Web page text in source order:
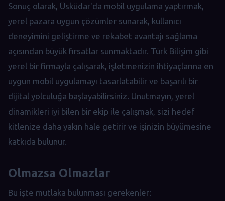
Sonuç olarak, Üsküdar'da mobil uygulama yaptırmak,
yerel pazara uygun çözümler sunarak, kullanıcı
deneyimini geliştirme ve rekabet avantajı sağlama
açısından büyük fırsatlar sunmaktadır. Türk Bilişim gibi
yerel bir firmayla çalışarak, işletmenizin ihtiyaçlarına en
uygun mobil uygulamayı tasarlatabilir ve başarılı bir
dijital yolculuğa başlayabilirsiniz. Unutmayın, yerel
dinamikleri iyi bilen bir ekip ile çalışmak, sizi hedef
kitlenize daha yakın hale getirir ve işinizin büyümesine
katkıda bulunur.
Olmazsa Olmazlar
Bu işte mutlaka bulunması gerekenler: